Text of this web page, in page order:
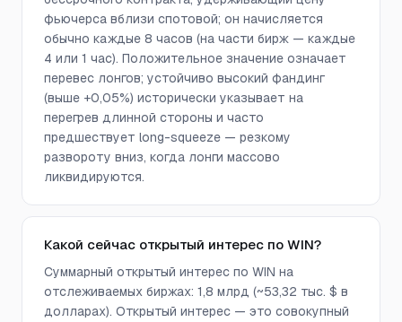
фьючерса вблизи спотовой; он начисляется
обычно каждые 8 часов (на части бирж — каждые
4 или 1 час). Положительное значение означает
перевес лонгов; устойчиво высокий фандинг
(выше +0,05%) исторически указывает на
перегрев длинной стороны и часто
предшествует long-squeeze — резкому
развороту вниз, когда лонги массово
ликвидируются.
Какой сейчас открытый интерес по WIN?
Суммарный открытый интерес по WIN на
отслеживаемых биржах: 1,8 млрд (~53,32 тыс. $ в
долларах). Открытый интерес — это совокупный